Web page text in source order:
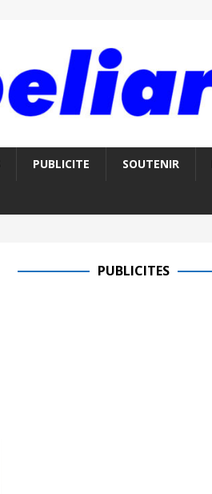
PUBLICITE SOUTENIR
PUBLICITES